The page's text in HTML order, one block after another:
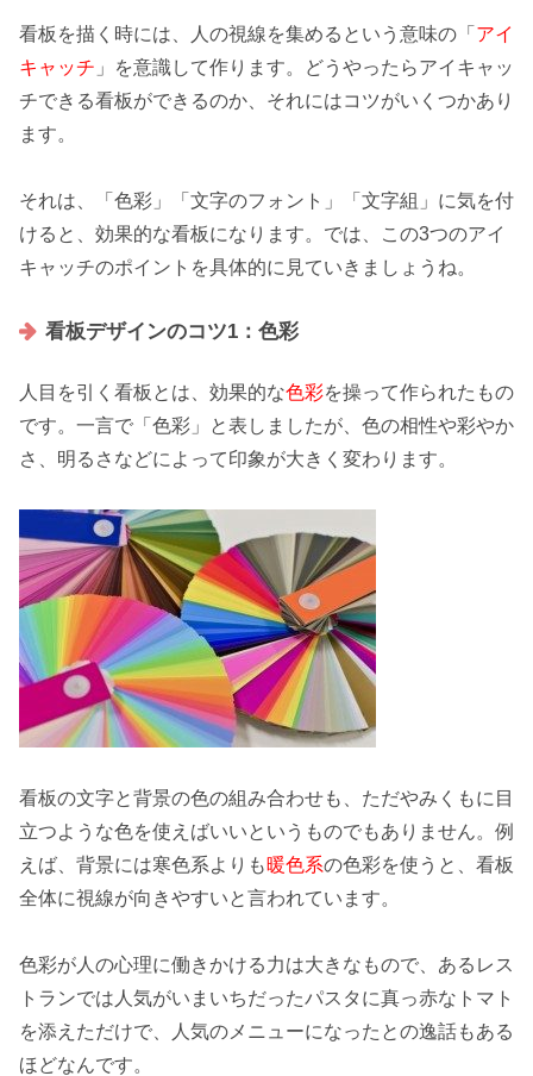
看板を描く時には、人の視線を集める という意味の「 アイ
キャッチ 」を意識して作ります。どうやったらアイキャッ
チできる看板ができるのか、それにはコツがいくつかあり
ます。
それは、 「色彩」「文字のフォント」「文字組」 に気を付
けると、効果的な看板になります。では、この3つのアイ
キャッチのポイント を具体的に見ていきましょうね。
看板デザインのコツ1：色彩
人目を引く看板とは、効果的な色彩を操って作られたもの
です。一言で「色彩」と表しましたが、色の相性や彩やか
さ
、明るさなどによって印象が大きく変わります。
看板の文字と背景の色の組み合わせも、ただやみくもに目
立つような色を使えばいいというものでもありません。例
えば、背景には寒色系よりも暖色系の色彩を使うと、看板
全体に視線が向きやすいと言われています。
色彩が人の心理に働きかける力は大きなもので、あるレス
トランでは人気がいまいちだったパスタに真っ赤なトマト
を添えただけで、人気のメニューになったとの逸話もある
ほどなんです。